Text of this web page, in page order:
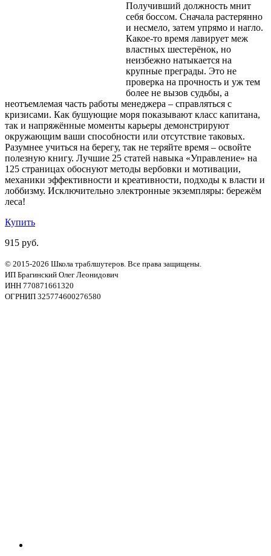
Получивший должность мнит
себя боссом. Сначала растерянно
и несмело, затем упрямо и нагло.
Какое-то время лавирует меж
властных шестерёнок, но
неизбежно натыкается на
крупные преграды. Это не
проверка на прочность и уж тем
более не вызов судьбы, а
неотъемлемая часть работы менеджера – справляться с
кризисами. Как бушующие моря показывают класс капитана,
так и напряжённые моменты карьеры демонстрируют
окружающим ваши способности или отсутствие таковых.
Разумнее учиться на берегу, так не теряйте время – освойте
полезную книгу. Лучшие 25 статей навыка «Управление» на
125 страницах обоснуют методы вербовки и мотивации,
механики эффективности и креативности, подходы к власти и
лоббизму. Исключительно электронные экземпляры: бережём
леса!
Купить
915 руб.
© 2015-2026 Школа траблшутеров. Все права защищены.
ИП Брагинский Олег Леонидович
ИНН 770871661320
ОГРНИП 325774600276580